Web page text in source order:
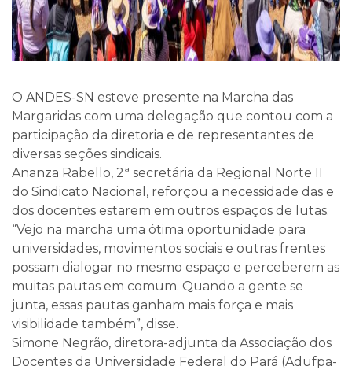
O ANDES-SN esteve presente na Marcha das
Margaridas com uma delegação que contou com a
participação da diretoria e de representantes de
diversas seções sindicais.
Ananza Rabello, 2ª secretária da Regional Norte II
do Sindicato Nacional, reforçou a necessidade das e
dos docentes estarem em outros espaços de lutas.
“Vejo na marcha uma ótima oportunidade para
universidades, movimentos sociais e outras frentes
possam dialogar no mesmo espaço e perceberem as
muitas pautas em comum. Quando a gente se
junta, essas pautas ganham mais força e mais
visibilidade também”, disse.
Simone Negrão, diretora-adjunta da Associação dos
Docentes da Universidade Federal do Pará (Adufpa-